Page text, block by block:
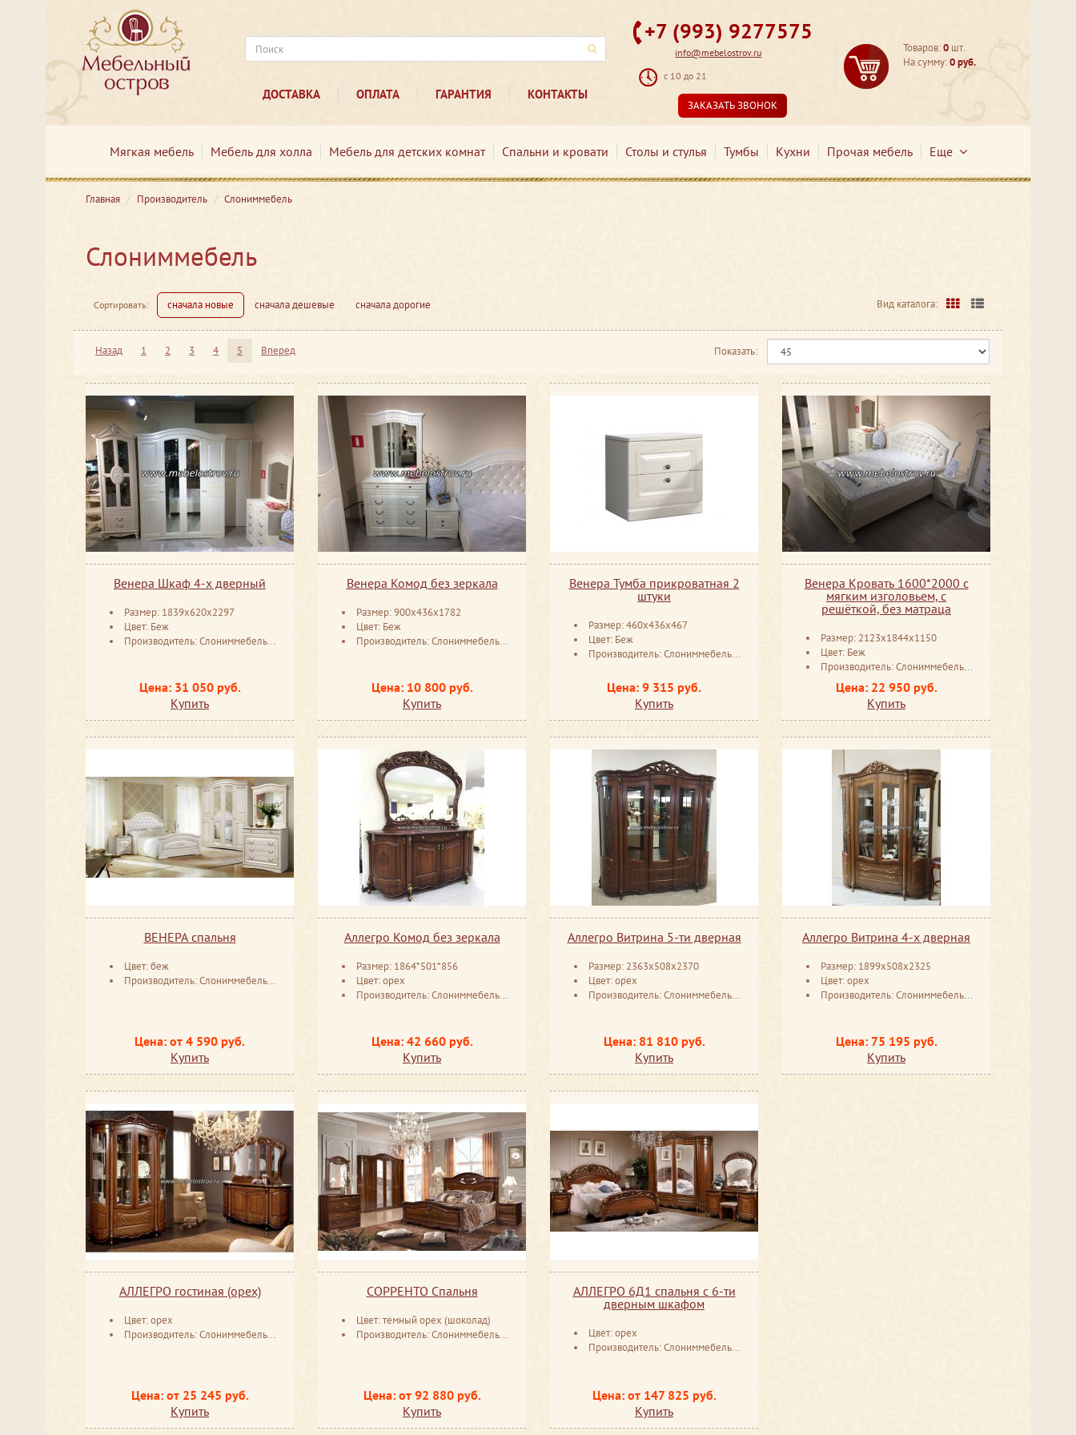
ДОСТАВКА ОПЛАТА ГАРАНТИЯ КОНТАКТЫ
+7 (993) 9277575
info@mebelostrov.ru
с 10 до 21
ЗАКАЗАТЬ ЗВОНОК
Товаров:0 шт.
На сумму:0 руб.
Мягкая мебель Мебель для холла Мебель для детских комнат Спальни и кровати Столы и стулья Тумбы Кухни Прочая мебель Еще
Главная Производитель Слониммебель
Слониммебель
Сортировать: сначала новые сначала дешевые сначала дорогие Вид каталога:
Назад 1 2 3 4 5 Вперед Показать:
Венера Шкаф 4-х дверный
Размер: 1839x620x2297
Цвет: Беж
Производитель: Слониммебель Беларусь
Цена: 31 050 руб.
Купить
Венера Комод без зеркала
Размер: 900x436x1782
Цвет: Беж
Производитель: Слониммебель Беларусь
Цена: 10 800 руб.
Купить
Венера Тумба прикроватная 2
штуки
Размер: 460x436x467
Цвет: Беж
Производитель: Слониммебель Беларусь
Цена: 9 315 руб.
Купить
Венера Кровать 1600*2000 с
мягким изголовьем, с
решёткой, без матраца
Размер: 2123x1844x1150
Цвет: Беж
Производитель: Слониммебель Беларусь
Цена: 22 950 руб.
Купить
ВЕНЕРА спальня
Цвет: беж
Производитель: Слониммебель Беларусь
Цена: от 4 590 руб.
Купить
Аллегро Комод без зеркала
Размер: 1864*501*856
Цвет: орех
Производитель: Слониммебель Беларусь
Цена: 42 660 руб.
Купить
Аллегро Витрина 5-ти дверная
Размер: 2363x508x2370
Цвет: орех
Производитель: Слониммебель Беларусь
Цена: 81 810 руб.
Купить
Аллегро Витрина 4-х дверная
Размер: 1899x508x2325
Цвет: орех
Производитель: Слониммебель Беларусь
Цена: 75 195 руб.
Купить
АЛЛЕГРО гостиная (орех)
Цвет: орех
Производитель: Слониммебель Беларусь
Цена: от 25 245 руб.
Купить
СОРРЕНТО Спальня
Цвет: темный орех (шоколад)
Производитель: Слониммебель Беларусь
Цена: от 92 880 руб.
Купить
АЛЛЕГРО 6Д1 спальня с 6-ти
дверным шкафом
Цвет: орех
Производитель: Слониммебель Беларусь
Цена: от 147 825 руб.
Купить